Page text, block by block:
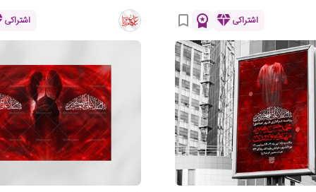
اشتراکیdiamond
workspace_premium
bookmark_border اشتراکی